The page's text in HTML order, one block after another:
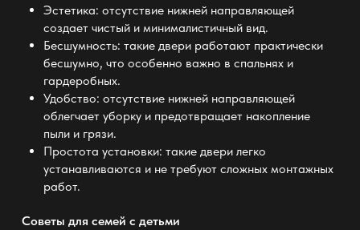
Эстетика: отсутствие нижней направляющей
создает чистый и минималистичный вид.
Бесшумность: такие двери работают практически
бесшумно, что особенно важно в спальнях и
гардеробных.
Удобство: отсутствие нижней направляющей
облегчает уборку и предотвращает накопление
пыли и грязи.
Простота установки: такие двери легко
устанавливаются и не требуют сложных монтажных
работ.
Советы для семей с детьми